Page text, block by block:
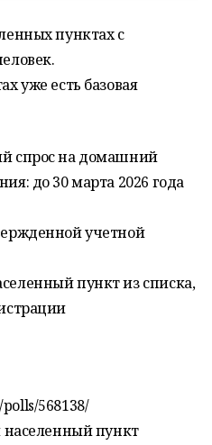
пунктах с
уже есть базовая
спрос на домашний
до 30 марта 2026 года
учетной
пункт из списка,
568138/
населенный пункт